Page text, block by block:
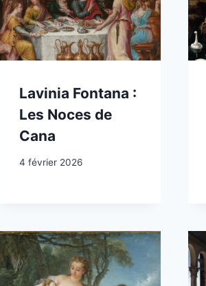
Lavinia Fontana :
Les Noces de
Cana
4 février 2026